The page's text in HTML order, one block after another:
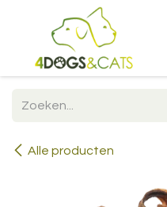
Overslaan naar inhoud
Alle producten